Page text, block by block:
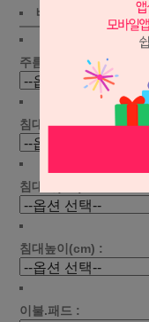
배송비 : (조건)
주름선택 :
침대길이(cm) :
침대폭(cm) :
침대높이(cm) :
이불.패드 :